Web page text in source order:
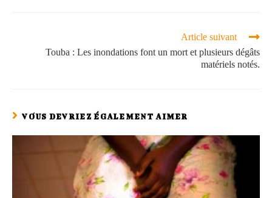
Article suivant
Touba : Les inondations font un mort et plusieurs dégâts
matériels notés.
VOUS DEVRIEZ ÉGALEMENT AIMER